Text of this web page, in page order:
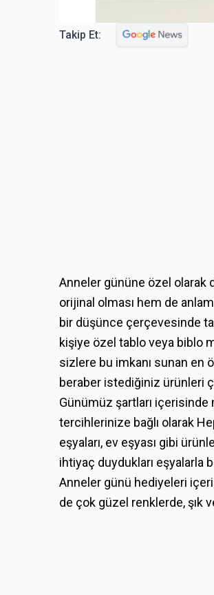
Takip Et:
Anneler gününe özel
orijinal olması hem de
bir düşünce çerçevesinde
kişiye özel tablo veya biblo
sizlere bu imkanı sunan en
beraber istediğiniz ürünleri
Günümüz şartları
tercihlerinize bağlı olarak
eşyaları, ev eşyası gibi
ihtiyaç duydukları eşyalarla
Anneler günü hediyeleri
de çok güzel renklerde, şık